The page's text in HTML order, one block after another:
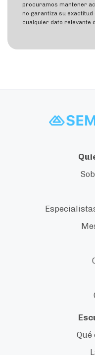
procuramos mantener
no garantiza su
cualquier dato relevante
Qué